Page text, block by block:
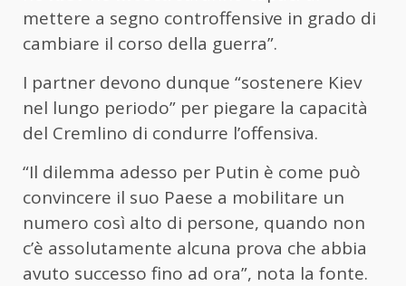
mettere a segno controffensive in grado di
cambiare il corso della guerra”.
I partner devono dunque “sostenere Kiev
nel lungo periodo” per piegare la capacità
del Cremlino di condurre l’offensiva.
“Il dilemma adesso per Putin è come può
convincere il suo Paese a mobilitare un
numero così alto di persone, quando non
c’è assolutamente alcuna prova che abbia
avuto successo fino ad ora”, nota la fonte.